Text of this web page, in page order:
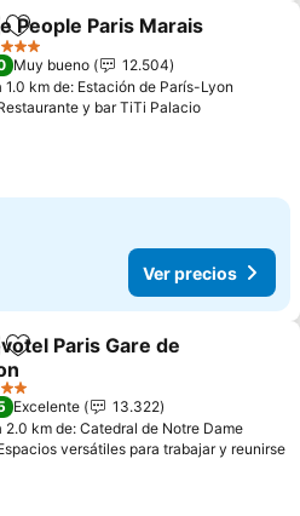
Agregar a favoritos
People Paris Marais
Muy bueno
12.504
1.0 km de: Estación de París-Lyon
y bar TiTi Palacio
Ver precios
Agregar a favoritos
Paris Gare de
Excelente
13.322
2.0 km de: Catedral de Notre Dame
versátiles para trabajar y reunirse